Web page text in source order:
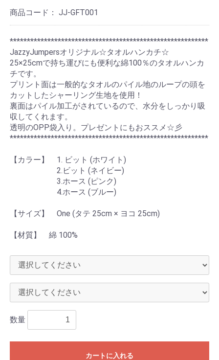
商品コード： JJ-GFT001
**********************************************************
JazzyJumpersオリジナル☆タオルハンカチ☆
25×25cmで持ち運びにも便利な綿100％のタオルハンカ
チです。
プリント面は一般的なタオルのパイル地のループの頭を
カットしたシャーリング生地を使用！
裏面はパイル加工がされているので、水分をしっかり吸
収してくれます。
透明のOPP袋入り。プレゼントにもおススメ☆彡
**********************************************************
【カラー】 1. ビット (ホワイト)
2.ビット (ネイビー)
3.ホース (ピンク)
4.ホース (ブルー)
【サイズ】 One (タテ 25cm × ヨコ 25cm)
【材質】 綿 100%
数量
カートに入れる